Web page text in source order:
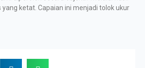
ketat. Capaian ini menjadi tolok ukur